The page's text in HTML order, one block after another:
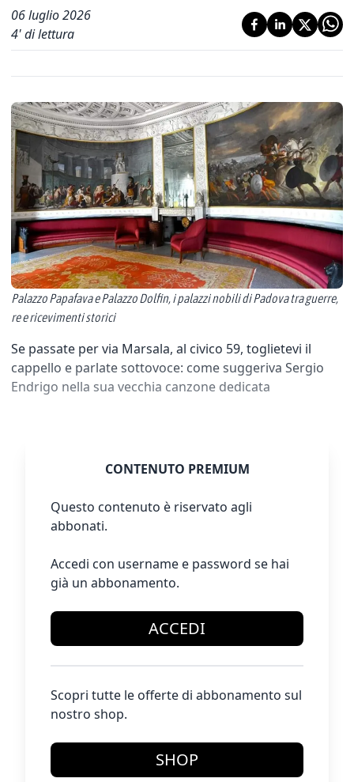
06 luglio 2026
4' di lettura
Palazzo Papafava e Palazzo Dolfin, i palazzi nobili di Padova tra guerre,
re e ricevimenti storici
Se passate per via Marsala, al civico 59, toglietevi il
cappello e parlate sottovoce: come suggeriva Sergio
Endrigo nella sua vecchia canzone dedicata
CONTENUTO PREMIUM
Questo contenuto è riservato agli
abbonati.
Accedi con username e password se hai
già un abbonamento.
ACCEDI
Scopri tutte le offerte di abbonamento sul
nostro shop.
SHOP